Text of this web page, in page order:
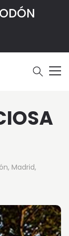
Madrid,